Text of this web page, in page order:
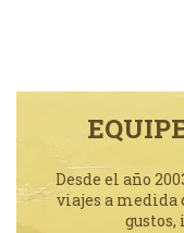
Desde el año
viajes a medida
gustos,